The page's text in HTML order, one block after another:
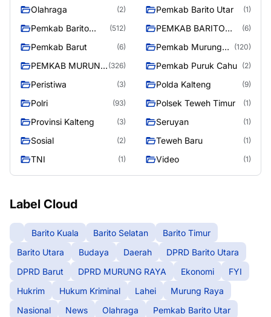
Olahraga (2) Pemkab Barito Utar (1)
Pemkab Barito
(512)
PEMKAB BARITO
(6)
Pemkab Barut (6)
Pemkab Murung
(120)
PEMKAB MURUNG (326) Pemkab Puruk Cahu (2)
Peristiwa (3) Polda Kalteng (9)
Polri (93) Polsek Teweh Timur (1)
Provinsi Kalteng (3) Seruyan (1)
Sosial (2) Teweh Baru (1)
TNI (1) Video (1)
Label Cloud
Barito Kuala Barito Selatan
Barito Timur
Barito Utara
Budaya Daerah
DPRD Barito Utara
DPRD Barut
DPRD MURUNG RAYA Ekonomi
FYI
Hukrim
Hukum Kriminal Lahei
Murung Raya
Nasional
News Olahraga
Pemkab Barito Utar